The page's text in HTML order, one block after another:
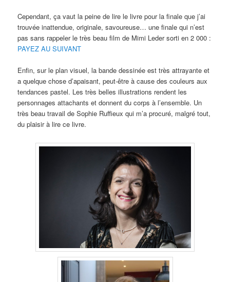
Cependant, ça vaut la peine de lire le livre pour la finale que j’ai
trouvée inattendue, originale, savoureuse… une finale qui n’est
pas sans rappeler le très beau film de Mimi Leder sorti en 2 000 :
PAYEZ AU SUIVANT
Enfin, sur le plan visuel, la bande dessinée est très attrayante et
a quelque chose d’apaisant, peut-être à cause des couleurs aux
tendances pastel. Les très belles illustrations rendent les
personnages attachants et donnent du corps à l’ensemble. Un
très beau travail de Sophie Ruffieux qui m’a procuré, malgré tout,
du plaisir à lire ce livre.